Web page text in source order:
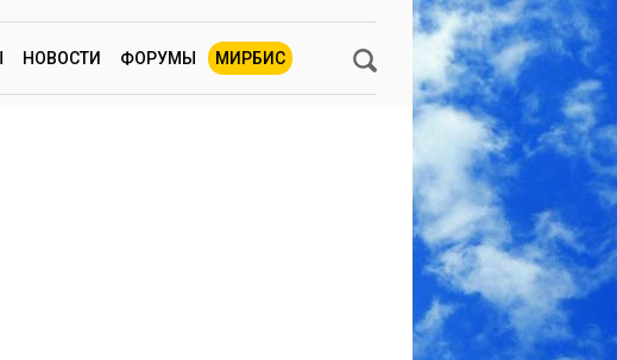
НОВОСТИ ФОРУМЫ МИРБИС